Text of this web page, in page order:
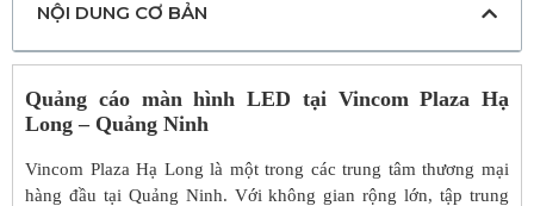
NỘI DUNG CƠ BẢN
Quảng cáo màn hình LED tại Vincom Plaza Hạ
Long – Quảng Ninh
Vincom Plaza Hạ Long là một trong các trung tâm thương mại
hàng đầu tại Quảng Ninh. Với không gian rộng lớn, tập trung